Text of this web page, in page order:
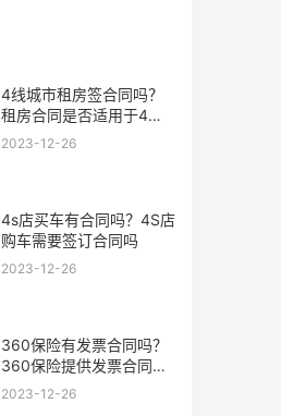
4线城市租房签合同吗？
租房合同是否适用于4线
城市？
2023-12-26
4s店买车有合同吗？4S店
购车需要签订合同吗
2023-12-26
360保险有发票合同吗？
360保险提供发票合同
吗？
2023-12-26